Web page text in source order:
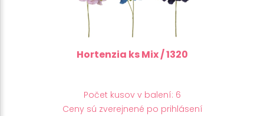
Hortenzia ks Mix / 1320
Počet kusov v balení: 6
Ceny sú zverejnené po prihlásení